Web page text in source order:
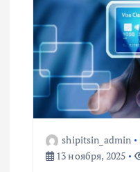
и
я
п
shipitsin_admin
13 ноября, 2025